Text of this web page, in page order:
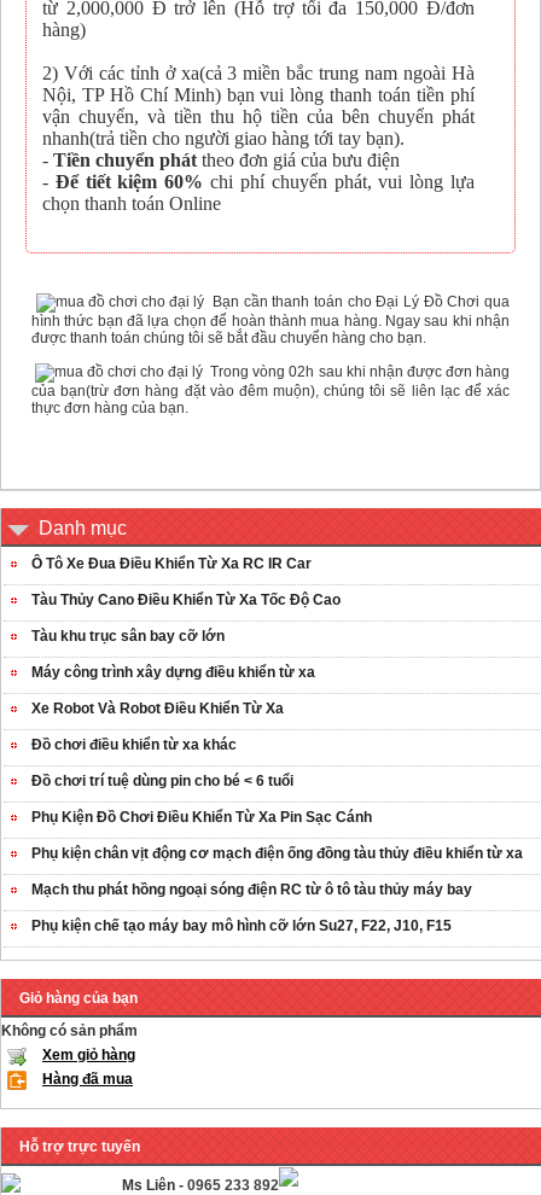
từ 2,000,000 Đ trở lên (Hỗ trợ tối đa 150,000 Đ/đơn
hàng)
2) Với các tỉnh ở xa(cả 3 miền bắc trung nam ngoài Hà
Nội, TP Hồ Chí Minh) bạn vui lòng thanh toán tiền phí
vận chuyển, và tiền thu hộ tiền của bên chuyển phát
nhanh(trả tiền cho người giao hàng tới tay bạn).
- Tiền chuyển phát theo đơn giá của bưu điện
- Để tiết kiệm 60% chi phí chuyển phát, vui lòng lựa
chọn thanh toán Online
Bạn cần thanh toán cho Đại Lý Đồ Chơi qua
hình thức bạn đã lựa chọn để hoàn thành mua hàng. Ngay sau khi nhận
được thanh toán chúng tôi sẽ bắt đầu chuyển hàng cho bạn.
Trong vòng 02h sau khi nhận được đơn hàng
của bạn(trừ đơn hàng đặt vào đêm muộn), chúng tôi sẽ liên lạc để xác
thực đơn hàng của bạn.
Danh mục
Ô Tô Xe Đua Điều Khiển Từ Xa RC IR Car
Tàu Thủy Cano Điều Khiển Từ Xa Tốc Độ Cao
Tàu khu trục sân bay cỡ lớn
Máy công trình xây dựng điều khiển từ xa
Xe Robot Và Robot Điều Khiển Từ Xa
Đồ chơi điều khiển từ xa khác
Đồ chơi trí tuệ dùng pin cho bé < 6 tuổi
Phụ Kiện Đồ Chơi Điều Khiển Từ Xa Pin Sạc Cánh
Phụ kiện chân vịt động cơ mạch điện ống đồng tàu thủy điều khiển từ xa
Mạch thu phát hồng ngoại sóng điện RC từ ô tô tàu thủy máy bay
Phụ kiện chế tạo máy bay mô hình cỡ lớn Su27, F22, J10, F15
Giỏ hàng của bạn
Không có sản phẩm
Xem giỏ hàng
Hàng đã mua
Hỗ trợ trực tuyến
Ms Liên - 0965 233 892